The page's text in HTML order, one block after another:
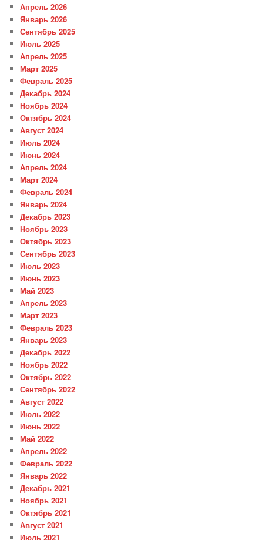
Апрель 2026
Январь 2026
Сентябрь 2025
Июль 2025
Апрель 2025
Март 2025
Февраль 2025
Декабрь 2024
Ноябрь 2024
Октябрь 2024
Август 2024
Июль 2024
Июнь 2024
Апрель 2024
Март 2024
Февраль 2024
Январь 2024
Декабрь 2023
Ноябрь 2023
Октябрь 2023
Сентябрь 2023
Июль 2023
Июнь 2023
Май 2023
Апрель 2023
Март 2023
Февраль 2023
Январь 2023
Декабрь 2022
Ноябрь 2022
Октябрь 2022
Сентябрь 2022
Август 2022
Июль 2022
Июнь 2022
Май 2022
Апрель 2022
Февраль 2022
Январь 2022
Декабрь 2021
Ноябрь 2021
Октябрь 2021
Август 2021
Июль 2021